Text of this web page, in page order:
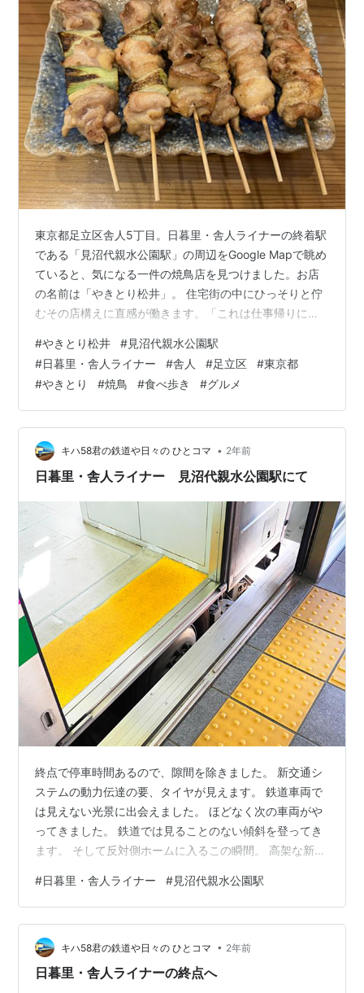
東京都足立区舎人5丁目。日暮里・舎人ライナーの終着駅
である「見沼代親水公園駅」の周辺をGoogle Mapで眺め
ていると、気になる一件の焼鳥店を見つけました。お店
の名前は「やきとり松井」。 住宅街の中にひっそりと佇
むその店構えに直感が働きます。「これは仕事帰りにふ
――」。そんな期待を胸に、さっそく夜の時間帯を狙っ
てお店を訪問してきました。 " data-complete="true"
data-processed="true" data-sae="" data-copy-
service-computed-style="font-family: Ari…
#やきとり松井 #見沼代親水公園駅
#日暮里・舎人ライナー #舎人 #足立区 #東京都
#やきとり #焼鳥 #食べ歩き #グルメ
キハ58君の鉄道や日々の ひとコマ • 2年前
日暮里・舎人ライナー 見沼代親水公園駅にて
終点で停車時間あるので、隙間を除きました。 新交通シ
ステムの動力伝達の要、タイヤが見えます。 鉄道車両で
は見えない光景に出会えました。 ほどなく次の車両がや
ってきました。 鉄道では見ることのない傾斜を登ってき
ます。 そして反対側ホームに入るこの瞬間。 高架な新交
架線が無いのでスッキリ見えた日暮里・舎人ライナーで
す。 鉄道ランキング
#日暮里・舎人ライナー #見沼代親水公園駅
キハ58君の鉄道や日々の ひとコマ • 2年前
日暮里・舎人ライナーの終点へ